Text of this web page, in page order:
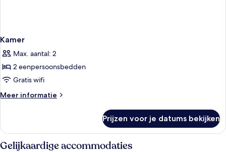
Kamer
Max. aantal: 2
2 eenpersoonsbedden
Gratis wifi
Meer informatie
Meer
Prijzen voor je datums bekijken
Gelijkaardige accommodaties